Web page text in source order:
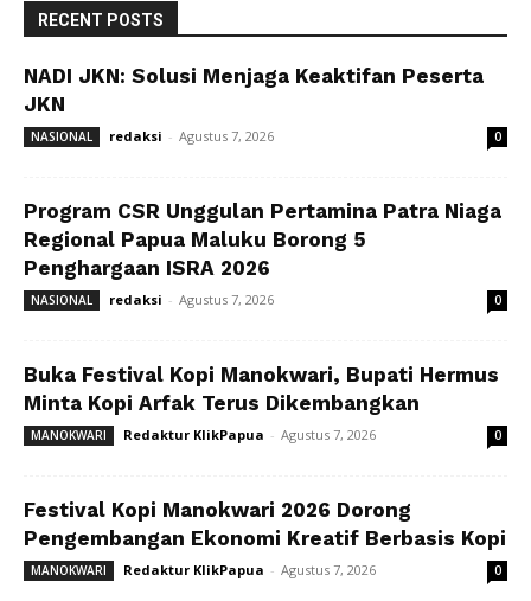
RECENT POSTS
NADI JKN: Solusi Menjaga Keaktifan Peserta
JKN
NASIONAL redaksi - Agustus 7, 2026 0
Program CSR Unggulan Pertamina Patra Niaga
Regional Papua Maluku Borong 5
Penghargaan ISRA 2026
NASIONAL redaksi - Agustus 7, 2026 0
Buka Festival Kopi Manokwari, Bupati Hermus
Minta Kopi Arfak Terus Dikembangkan
MANOKWARI Redaktur KlikPapua - Agustus 7, 2026 0
Festival Kopi Manokwari 2026 Dorong
Pengembangan Ekonomi Kreatif Berbasis Kopi
MANOKWARI Redaktur KlikPapua - Agustus 7, 2026 0